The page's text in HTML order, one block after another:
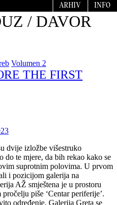
ARHIV INFO
/ DAVOR
Volumen 2
THE FIRST
dvije izložbe višestruko
do te mjere, da bih rekao kako se
suprotnim polovima. U prvom
i pozicijom galerija na
AŽ smještena je u prostoru
piše ‘Centar periferije’.
određenje, Galerija Greta se